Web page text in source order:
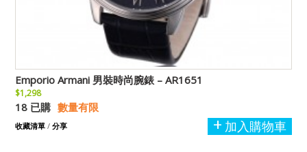
Emporio Armani 男裝時尚腕錶 – AR1651
$1,298
18 已購 數量有限
加入購物車
收藏清單 / 分享